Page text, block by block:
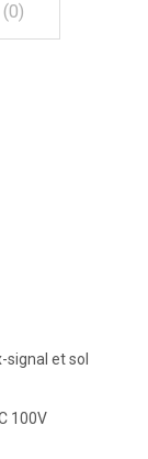
(0)
et sol
100V